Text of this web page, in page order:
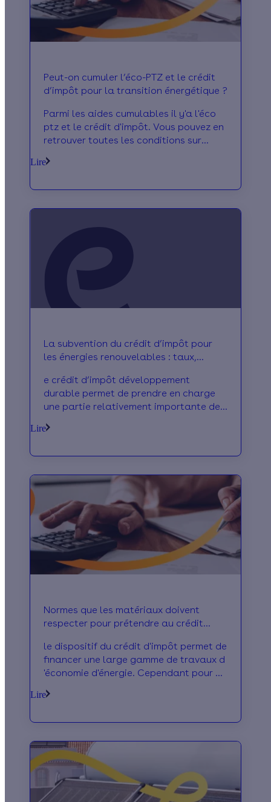
Peut-on cumuler l’éco-PTZ et le crédit
d’impôt pour la transition énergétique ?
Parmi les aides cumulables il y'a l'éco
ptz et le crédit d'impôt. Vous pouvez en
retrouver toutes les conditions sur
Lire
La subvention du crédit d’impôt pour
les énergies renouvelables : taux,
e crédit d’impôt développement
durable permet de prendre en charge
une partie relativement importante des
aux appareil
Lire
Normes que les matériaux doivent
respecter pour prétendre au crédit
le dispositif du crédit d'impôt permet de
financer une large gamme de travaux d
'économie d'énergie. Cependant pour y
Lire